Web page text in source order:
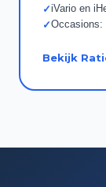
✓iVario en
✓Occasions:
Bekijk